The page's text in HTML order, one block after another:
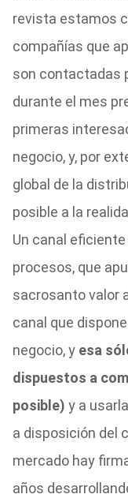
revista estamos
compañías que
son contactadas
durante el mes
primeras
negocio, y, por
global de la
posible a la
Un canal
procesos, que
sacrosanto valor
canal que
negocio, y esa
dispuestos a
posible) y a
a disposición del
mercado hay
años